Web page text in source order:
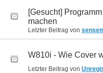
[Gesucht]
machen
Letzter Beitrag von
W810i - Wie Cover
Letzter Beitrag von